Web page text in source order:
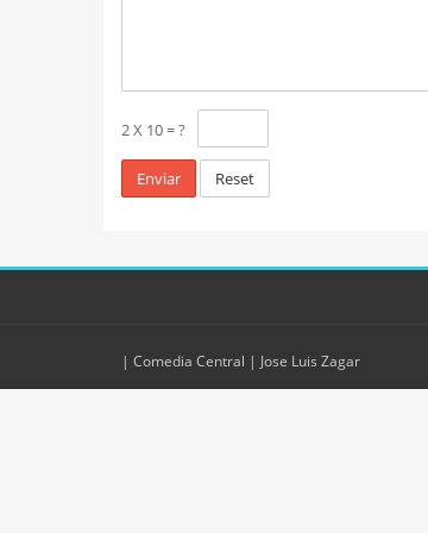
2 X 10 = ?
Reset
| Comedia Central | Jose Luis Zagar